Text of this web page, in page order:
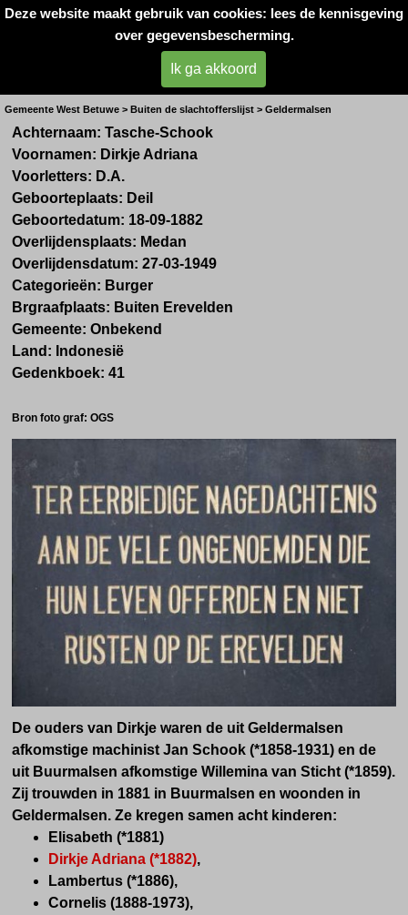
Deze website maakt gebruik van cookies: lees de kennisgeving
over gegevensbescherming.
Ik ga akkoord
Oorlogsslachtoffers
West- Betuwe
Mevr. D. Tasche-Schook uit Geldermalsen
Gemeente West Betuwe > Buiten de slachtofferslijst > Geldermalsen
Achternaam: Tasche-Schook
Voornamen: Dirkje Adriana
Voorletters: D.A.
Geboorteplaats: Deil
Geboortedatum: 18-09-1882
Overlijdensplaats: Medan
Overlijdensdatum: 27-03-1949
Categorieën: Burger
Brgraafplaats: Buiten Erevelden
Gemeente: Onbekend
Land: Indonesië
Gedenkboek: 41
Bron foto graf: OGS
De ouders van Dirkje waren de uit Geldermalsen
afkomstige machinist Jan Schook (*1858-1931) en de
uit Buurmalsen afkomstige Willemina van Sticht (*1859).
Zij trouwden in 1881 in Buurmalsen en woonden in
Geldermalsen. Ze kregen samen acht kinderen:
Elisabeth (*1881)
Dirkje Adriana (*1882),
Lambertus (*1886),
Cornelis (1888-1973),